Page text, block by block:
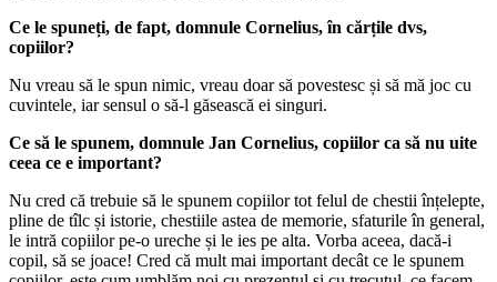
Ce le spuneți, de fapt, domnule Cornelius, în cărțile dvs,
copiilor?
Nu vreau să le spun nimic, vreau doar să povestesc și să mă joc cu
cuvintele, iar sensul o să-l găsească ei singuri.
Ce să le spunem, domnule Jan Cornelius, copiilor ca să nu uite
ceea ce e important?
Nu cred că trebuie să le spunem copiilor tot felul de chestii înțelepte,
pline de tîlc și istorie, chestiile astea de memorie, sfaturile în general,
le intră copiilor pe-o ureche și le ies pe alta. Vorba aceea, dacă-i
copil, să se joace! Cred că mult mai important decât ce le spunem